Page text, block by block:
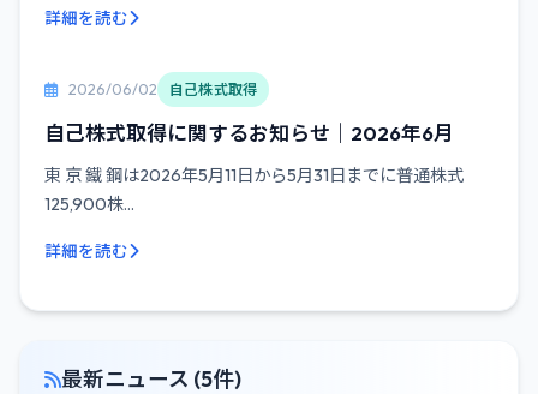
詳細を読む
2026/06/02 自己株式取得
自己株式取得に関するお知らせ｜2026年6月
東 京 鐵 鋼は2026年5月11日から5月31日までに普通株式
125,900株...
詳細を読む
最新ニュース (5件)